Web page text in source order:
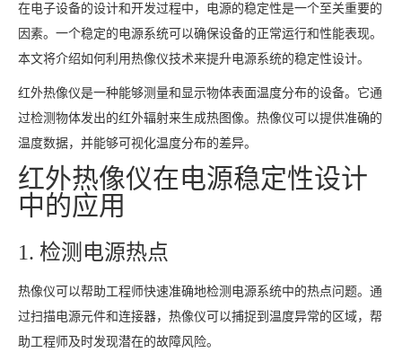
在电子设备的设计和开发过程中，电源的稳定性是一个至关重要的
因素。一个稳定的电源系统可以确保设备的正常运行和性能表现。
本文将介绍如何利用热像仪技术来提升电源系统的稳定性设计。
红外热像仪是一种能够测量和显示物体表面温度分布的设备。它通
过检测物体发出的红外辐射来生成热图像。热像仪可以提供准确的
温度数据，并能够可视化温度分布的差异。
红外热像仪在电源稳定性设计
中的应用
1. 检测电源热点
热像仪可以帮助工程师快速准确地检测电源系统中的热点问题。通
过扫描电源元件和连接器，热像仪可以捕捉到温度异常的区域，帮
助工程师及时发现潜在的故障风险。